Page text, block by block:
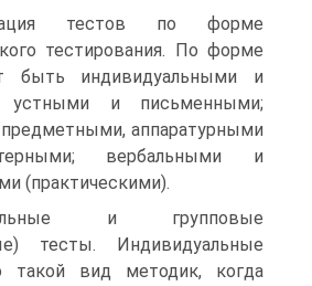
тестов по форме
тестирования. По форме
быть индивидуальными и
устными и письменными;
аппаратурными
вербальными и
(практическими).
и групповые
тесты. Индивидуальные
вид методик, когда